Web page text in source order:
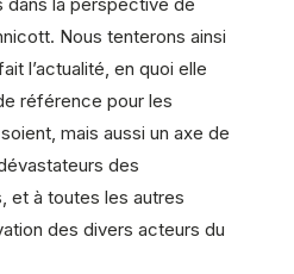
Nous tenterons ainsi
l’actualité, en quoi elle
référence pour les
mais aussi un axe de
des
et à toutes les autres
des divers acteurs du